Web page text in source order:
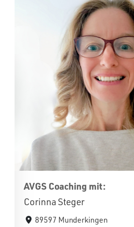
AVGS Coaching mit:
Corinna Steger
89597 Munderkingen